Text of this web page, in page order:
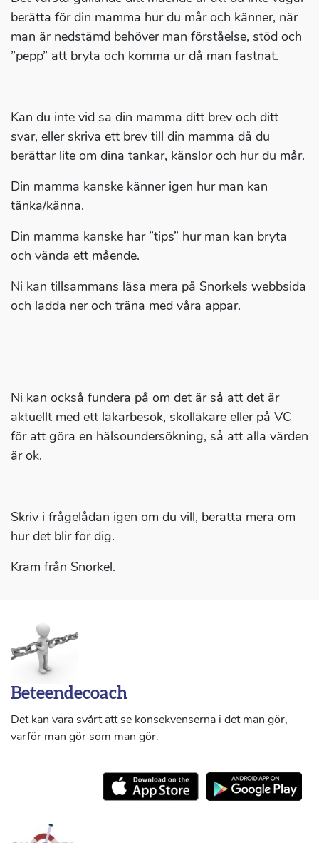
berätta för din mamma hur du mår och känner, när
man är nedstämd behöver man förståelse, stöd och
”pepp” att bryta och komma ur då man fastnat.
Kan du inte vid sa din mamma ditt brev och ditt
svar, eller skriva ett brev till din mamma då du
berättar lite om dina tankar, känslor och hur du mår.
Din mamma kanske känner igen hur man kan
tänka/känna.
Din mamma kanske har ”tips” hur man kan bryta
och vända ett mående.
Ni kan tillsammans läsa mera på Snorkels webbsida
och ladda ner och träna med våra appar.
Ni kan också fundera på om det är så att det är
aktuellt med ett läkarbesök, skolläkare eller på VC
för att göra en hälsoundersökning, så att alla värden
är ok.
Skriv i frågelådan igen om du vill, berätta mera om
hur det blir för dig.
Kram från Snorkel.
Beteendecoach
Det kan vara svårt att se konsekvenserna i det man gör,
varför man gör som man gör.